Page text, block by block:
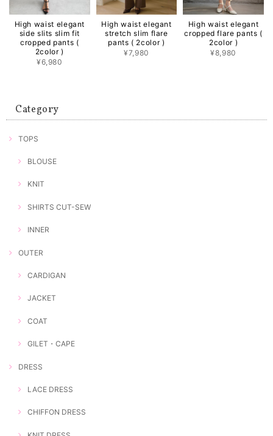
High waist elegant
side slits slim fit
cropped pants (
2color )
¥6,980
High waist elegant
stretch slim flare
pants ( 2color )
¥7,980
High waist elegant
cropped flare pants (
2color )
¥8,980
Category
TOPS
BLOUSE
KNIT
SHIRTS CUT-SEW
INNER
OUTER
CARDIGAN
JACKET
COAT
GILET・CAPE
DRESS
LACE DRESS
CHIFFON DRESS